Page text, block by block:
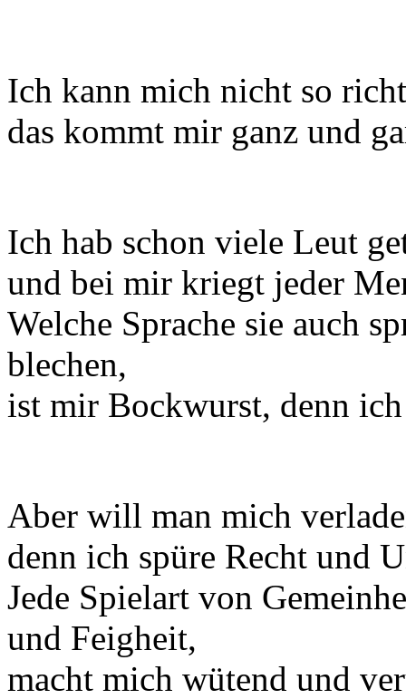
Ich kann mich nicht so
das kommt mir ganz und
Ich hab schon viele Leut
und bei mir kriegt jeder
Welche Sprache sie auch
blechen,
ist mir Bockwurst, denn
Aber will man mich
denn ich spüre Recht und
Jede Spielart von
und Feigheit,
macht mich wütend und